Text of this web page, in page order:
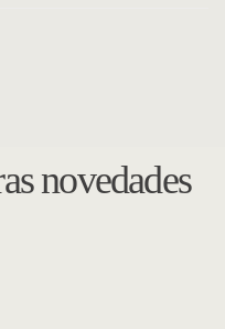
novedades